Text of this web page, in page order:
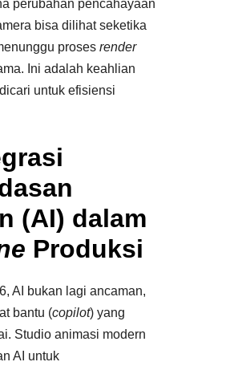
perubahan pencahayaan
bisa dilihat seketika
prosesrender
Ini adalah keahlian
untuk efisiensi
(AI) dalam
Produksi
AI bukan lagi ancaman,
bantu (copilot) yang
Studio animasi modern
AI untuk